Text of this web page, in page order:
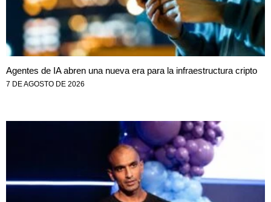
Agentes de IA abren una nueva era para la infraestructura cripto
7 DE AGOSTO DE 2026